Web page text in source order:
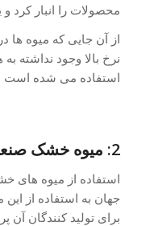
محصولات را انبار کرد و
از آن جایی که میوه ها
نرخ بالا وجود
استفاده می شده است
2: میوه خشک صنعتی
استفاده از میوه های
جهان به استفاده از
برای تولید کنندگان آن